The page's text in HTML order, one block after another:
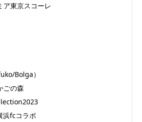
ア東京スコーレ
Bolga）
の森
浜fcコラボ